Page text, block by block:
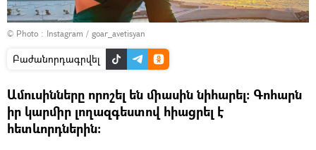
© Photo : Instagram / goar_avetisyan
Բաժանորդագրվել
Ամուսինները որոշել են միասին նիհարել։ Գոհարն
իր կարմիր լողազգեստով հիացրել է
հետևորդներին։